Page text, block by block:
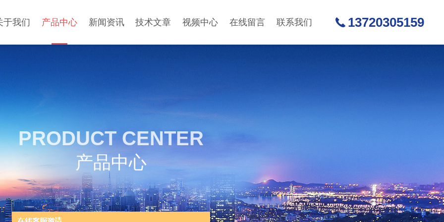
于我们 产品中心 新闻资讯 技术文章 视频中心 在线留言 联系我们 13720305159
PRODUCT CENTER
产品中心